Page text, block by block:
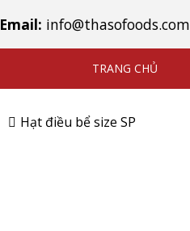
Email: info@thasofoods.com
TRANG CHỦ
Hạt điều bể size SP